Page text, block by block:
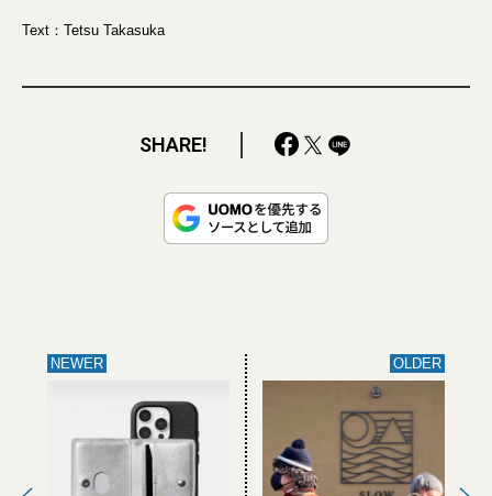
Text：Tetsu Takasuka
SHARE!
NEWER OLDER